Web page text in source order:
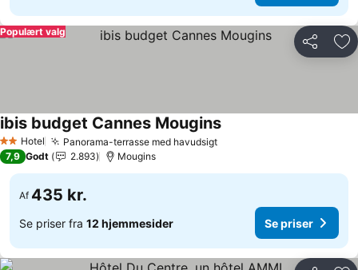
Del
Populært valg
2 Stjerner
Hotel Panorama-terrasse med havudsigt
ibis budget Cannes Mougins
7,9 Godt 2.893 Mougins
Af 435 kr.
Se priser fra 12 hjemmesider Se priser